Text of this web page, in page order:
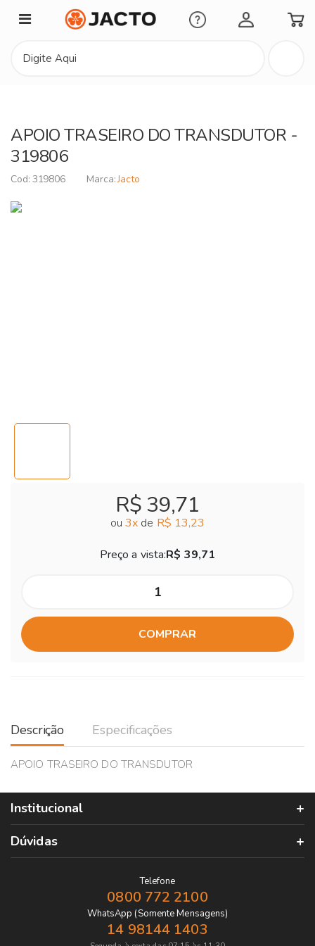
Minha Conta
APOIO TRASEIRO DO TRANSDUTOR -
319806
319806 Jacto
R$ 39,71
ou 3x de R$ 13,23
Preço a vista:R$ 39,71
COMPRAR
Descrição Especificações
APOIO TRASEIRO DO TRANSDUTOR
Institucional
Dúvidas
Telefone
0800 772 2100
WhatsApp (Somente Mensagens)
14 98144 1403